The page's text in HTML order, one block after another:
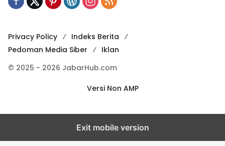
Privacy Policy
Indeks Berita
Pedoman Media Siber
Iklan
© 2025 - 2026 JabarHub.com
Versi Non AMP
Exit mobile version